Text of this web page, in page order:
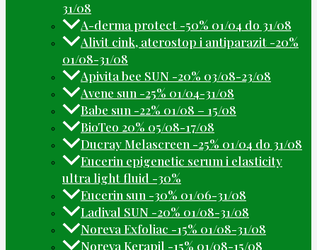
31/08
A-derma protect -50% 01/04 do 31/08
Alivit cink, aterostop i antiparazit -20%
01/08-31/08
Apivita bee SUN -20% 03/08-23/08
Avene sun -25% 01/04-31/08
Babe sun -22% 01/08 – 15/08
BioTeo 20% 05/08-17/08
Ducray Melascreen -25% 01/04 do 31/08
Eucerin epigenetic serum i elasticity
ultra light fluid -30%
Eucerin sun -30% 01/06-31/08
Ladival SUN -20% 01/08-31/08
Noreva Exfoliac -15% 01/08-31/08
Noreva Kerapil -15% 01/08-15/08